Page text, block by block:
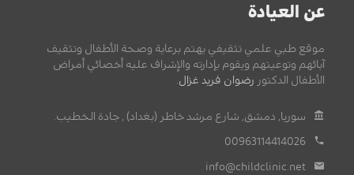
عن العيادة
موقع طبي علمي تثقيفي يهتم برعاية وصحة الأطفال وتثقيف
آبائهم وتوعيتهم ويقوم بإدارته والإشراف عليه أخصائي أمراض
الأطفال الدكتور رضوان فريد غزال
سوريا, دمشق, شارع مرشد خاطر (بغداد) , جادة الخطيب.
00963114414026
info@childclinic.net